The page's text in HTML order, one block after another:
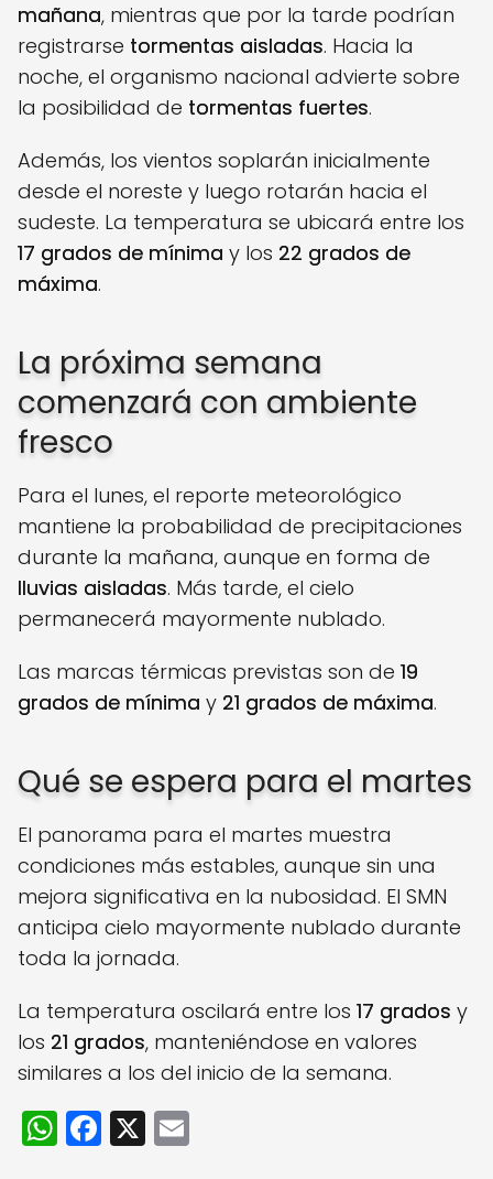
mañana, mientras que por la tarde podrían
registrarse tormentas aisladas. Hacia la
noche, el organismo nacional advierte sobre
la posibilidad de tormentas fuertes.
Además, los vientos soplarán inicialmente
desde el noreste y luego rotarán hacia el
sudeste. La temperatura se ubicará entre los
17 grados de mínima y los 22 grados de
máxima.
La próxima semana
comenzará con ambiente
fresco
Para el lunes, el reporte meteorológico
mantiene la probabilidad de precipitaciones
durante la mañana, aunque en forma de
lluvias aisladas. Más tarde, el cielo
permanecerá mayormente nublado.
Las marcas térmicas previstas son de 19
grados de mínima y 21 grados de máxima.
Qué se espera para el martes
El panorama para el martes muestra
condiciones más estables, aunque sin una
mejora significativa en la nubosidad. El SMN
anticipa cielo mayormente nublado durante
toda la jornada.
La temperatura oscilará entre los 17 grados y
los 21 grados, manteniéndose en valores
similares a los del inicio de la semana.
W
h
F
a
X